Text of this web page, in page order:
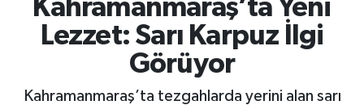
Kahramanmaraş’ta Yeni
Lezzet: Sarı Karpuz İlgi
Görüyor
Kahramanmaraş’ta tezgahlarda yerini alan sarı
ONİKİŞUBAT
Künye
Süper Lig Puan Durumu ve Fikstür
Tüm Manşetler
Son Dakika Haberleri